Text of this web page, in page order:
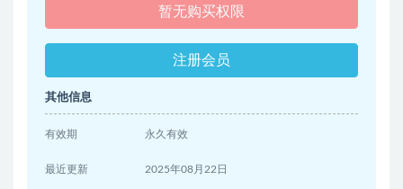
暂无购买权限
注册会员
其他信息
有效期 永久有效
最近更新 2025年08月22日